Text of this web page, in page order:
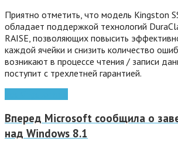
Приятно отметить, что модель Kingston
обладает поддержкой технологий
RAISE, позволяющих повысить
каждой ячейки и снизить количество
возникают в процессе чтения / записи
поступит с трехлетней гарантией.
Вперед Microsoft сообщила о
над Windows 8.1